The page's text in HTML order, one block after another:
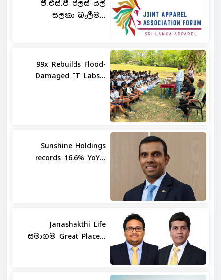
ජී.එස්.පී ප්ලස් යලි
සලකා බැලීම...
99x Rebuilds Flood-
Damaged IT Labs...
Sunshine Holdings
records 16.6% YoY...
Janashakthi Life
සමාගම Great Place...